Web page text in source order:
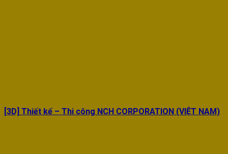
[3D] Thiết kế – Thi công NCH CORPORATION (VIỆT NAM)